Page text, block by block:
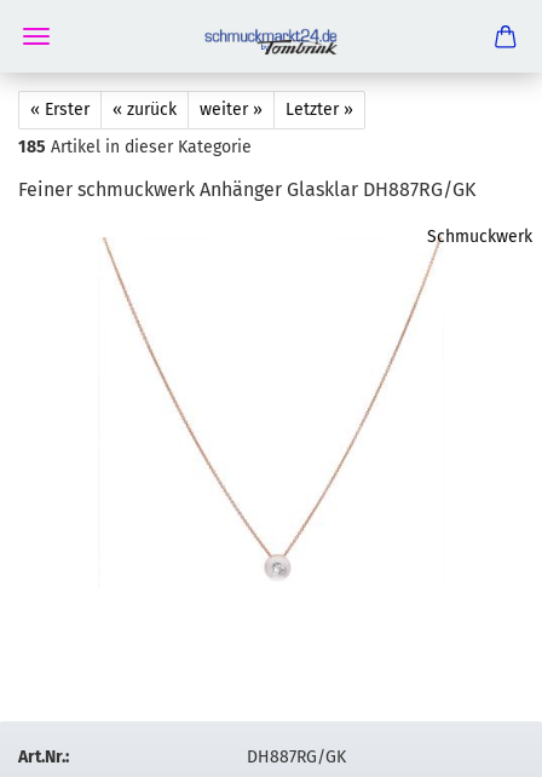
« Erster « zurück weiter »
Letzter »
185 Artikel in dieser Kategorie
Fei­ner schmuck­werk An­hän­ger Glas­klar DH887RG/GK
Schmuckwerk
Art.Nr.:
DH887RG/GK